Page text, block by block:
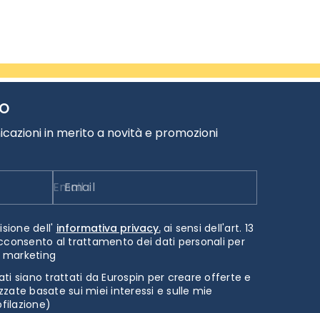
in merito a novità e promozioni
Email
dell' informativa privacy.ai sensi dell'art. 13
al trattamento dei dati personali per
siano trattati da Eurospin per creare offerte e
basate sui miei interessi e sulle mie